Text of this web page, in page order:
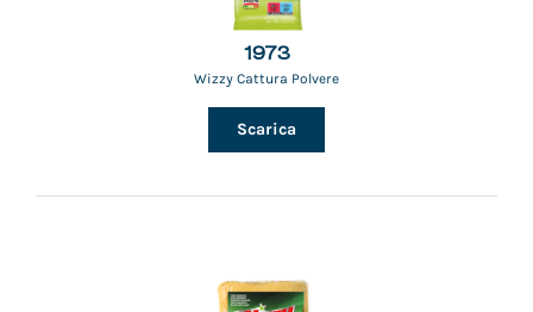
1973
Wizzy Cattura Polvere
Scarica